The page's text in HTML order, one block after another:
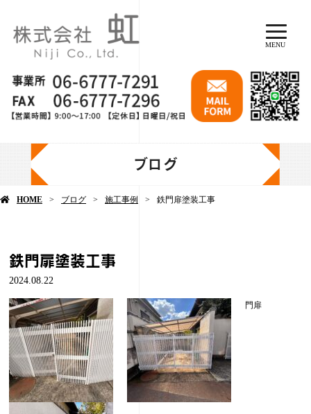
MENU
ブログ
HOME ブログ 施工事例 鉄門扉塗装工事
鉄門扉塗装工事
2024.08.22
門扉